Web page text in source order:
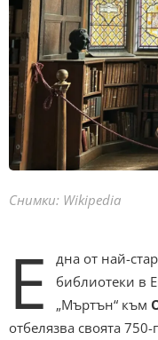
Снимки: Wikipedia
Е
дна от най-
библиотеки в
„Мъртън“ към
отбелязва своята